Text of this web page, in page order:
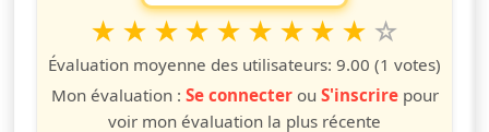
questo spettacolo da 1 a 10 étoiles
10
étoiles
9
étoiles
8
étoiles
7
étoiles
6
étoiles
5
étoiles
4
étoiles
3
étoiles
2
étoiles
étoile
Évaluation moyenne des utilisateurs: 9.00 (1 votes)
Mon évaluation : Se connecterou S'inscrirepour
voir mon évaluation la plus récente